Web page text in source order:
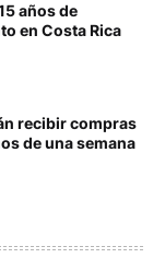
años de
en Costa Rica
recibir compras
de una semana